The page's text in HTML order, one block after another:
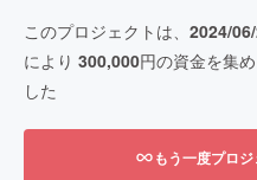
このプロジェクトは、 2024/
により 300,000円の資金を集め
した
もう一度プロ